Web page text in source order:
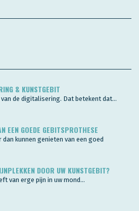
& KUNSTGEBIT
de digitalisering. Dat betekent dat...
EEN GOEDE GEBITSPROTHESE
dan kunnen genieten van een goed
DOOR UW KUNSTGEBIT?
van erge pijn in uw mond...